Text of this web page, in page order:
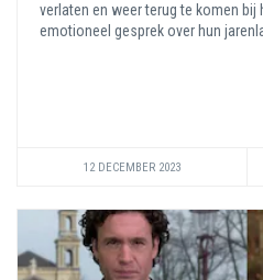
verlaten en weer terug te komen bij
emotioneel gesprek over hun
12 DECEMBER 2023